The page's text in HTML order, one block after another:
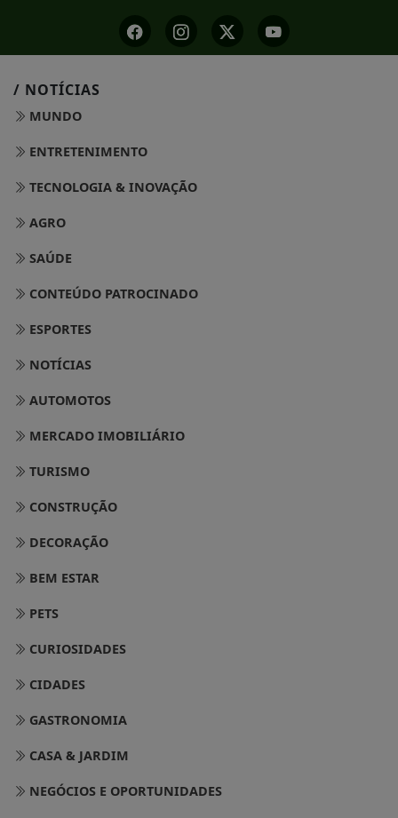
/ NOTÍCIAS
MUNDO
ENTRETENIMENTO
TECNOLOGIA & INOVAÇÃO
AGRO
SAÚDE
CONTEÚDO PATROCINADO
ESPORTES
NOTÍCIAS
AUTOMOTOS
MERCADO IMOBILIÁRIO
TURISMO
CONSTRUÇÃO
DECORAÇÃO
BEM ESTAR
PETS
CURIOSIDADES
CIDADES
GASTRONOMIA
CASA & JARDIM
NEGÓCIOS E OPORTUNIDADES